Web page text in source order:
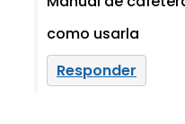
como usarla
Responder